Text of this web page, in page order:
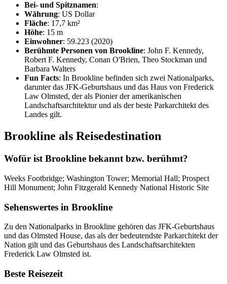
Bei- und Spitznamen:
Währung: US Dollar
Fläche: 17,7 km²
Höhe: 15 m
Einwohner: 59.223 (2020)
Berühmte Personen von Brookline: John F. Kennedy,
Robert F. Kennedy, Conan O'Brien, Theo Stockman und
Barbara Walters
Fun Facts: In Brookline befinden sich zwei Nationalparks,
darunter das JFK-Geburtshaus und das Haus von Frederick
Law Olmsted, der als Pionier der amerikanischen
Landschaftsarchitektur und als der beste Parkarchitekt des
Landes gilt.
Brookline als Reisedestination
Wofür ist Brookline bekannt bzw. berühmt?
Weeks Footbridge; Washington Tower; Memorial Hall; Prospect
Hill Monument; John Fitzgerald Kennedy National Historic Site
Sehenswertes in Brookline
Zu den Nationalparks in Brookline gehören das JFK-Geburtshaus
und das Olmsted House, das als der bedeutendste Parkarchitekt der
Nation gilt und das Geburtshaus des Landschaftsarchitekten
Frederick Law Olmsted ist.
Beste Reisezeit